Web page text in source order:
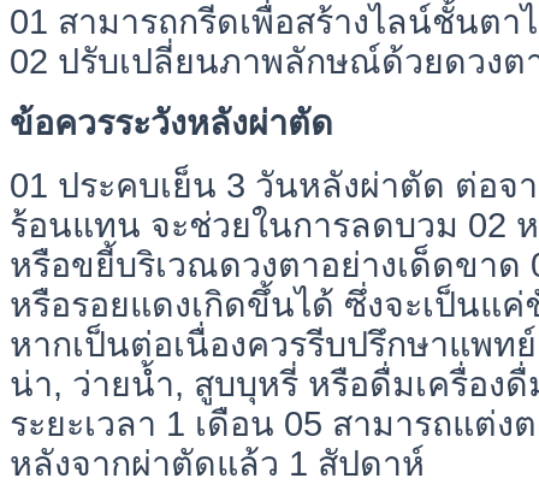
01 สามารถกรีดเพื่อสร้างไลน์ชั้นตา
02 ปรับเปลี่ยนภาพลักษณ์ด้วยดวง
ข้อควรระวังหลังผ่าตัด
01 ประคบเย็น 3 วันหลังผ่าตัด ต่อจ
ร้อนแทน จะช่วยในการลดบวม 02
หรือขยี้บริเวณดวงตาอย่างเด็ดขาด
หรือรอยแดงเกิดขึ้นได้ ซึ่งจะเป็นแ
หากเป็นต่อเนื่องควรรีบปรึกษาแพท
น่า, ว่ายน้ำ, สูบบุหรี่ หรือดื่มเครื่อง
ระยะเวลา 1 เดือน 05 สามารถแต่ง
หลังจากผ่าตัดแล้ว 1 สัปดาห์